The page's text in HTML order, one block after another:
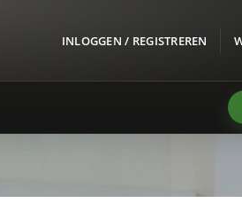
INLOGGEN / REGISTREREN